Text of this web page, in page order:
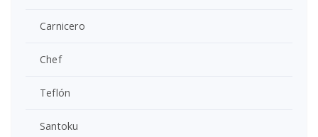
Carnicero
Chef
Teflón
Santoku